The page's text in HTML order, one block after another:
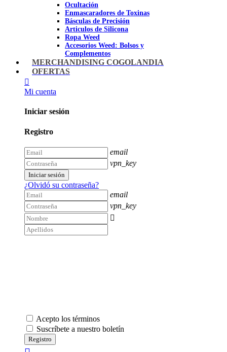
Imagen
Ocultación
Enmascaradores de Toxinas
Básculas de Precisión
Articulos de Silicona
Ropa Weed
Accesorios Weed: Bolsos y
Complementos
Cannabuds
Inciensos
MERCHANDISING COGOLANDIA
OFERTAS
Mi cuenta
Iniciar sesión
Registro
email
vpn_key
Iniciar sesión
¿Olvidó su contraseña?
email
vpn_key

Acepto los términos
Suscríbete a nuestro boletín
Registro